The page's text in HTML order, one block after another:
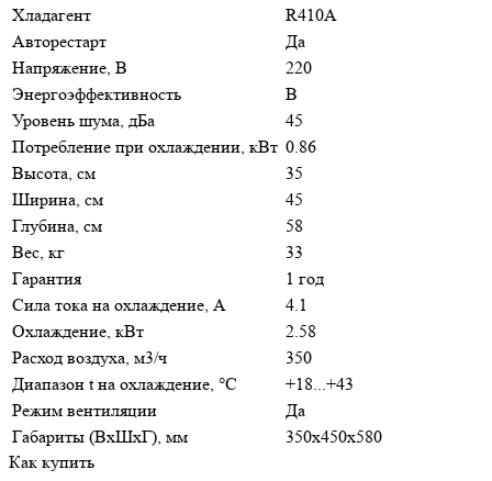
Хладагент
R410A
Авторестарт
Да
Напряжение, В
220
Энергоэффективность
B
Уровень шума, дБа
45
Потребление при охлаждении, кВт 0.86
Высота, см
35
Ширина, см
45
Глубина, см
58
Вес, кг
33
Гарантия
1 год
Сила тока на охлаждение, А
4.1
Охлаждение, кВт
2.58
Расход воздуха, м3/ч
350
Диапазон t на охлаждение, °С
+18...+43
Режим вентиляции
Да
Габариты (ВхШхГ), мм
350x450x580
Как купить